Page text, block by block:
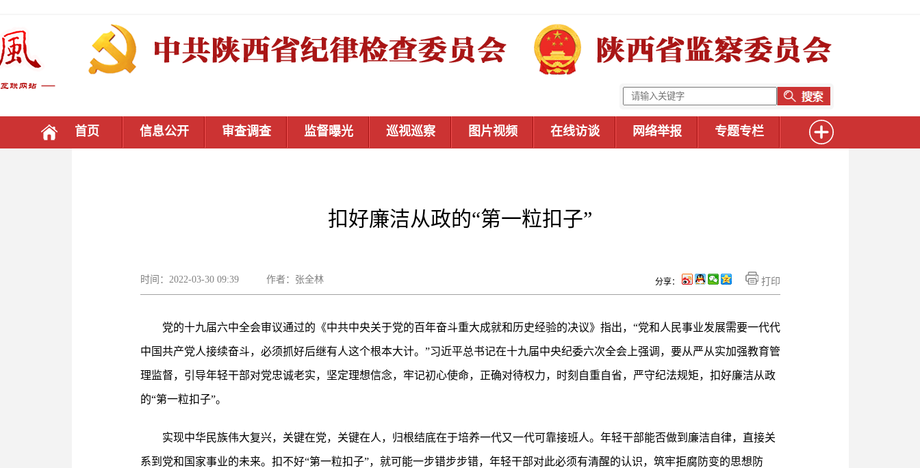
首页 信息公开 审查调查 监督曝光 巡视巡察 图片视频 在线访谈 网络举报 专题专栏
扣好廉洁从政的“第一粒扣子”
时间：2022-03-30 09:39 作者：张全林 打印
分享：
党的十九届六中全会审议通过的《中共中央关于党的百年奋斗重大成就和历史经验的决议》指出，“党和人民事业发展需要一代代
中国共产党人接续奋斗，必须抓好后继有人这个根本大计。”习近平总书记在十九届中央纪委六次全会上强调，要从严从实加强教育管
理监督，引导年轻干部对党忠诚老实，坚定理想信念，牢记初心使命，正确对待权力，时刻自重自省，严守纪法规矩，扣好廉洁从政
的“第一粒扣子”。
实现中华民族伟大复兴，关键在党，关键在人，归根结底在于培养一代又一代可靠接班人。年轻干部能否做到廉洁自律，直接关
系到党和国家事业的未来。扣不好“第一粒扣子”，就可能一步错步步错，年轻干部对此必须有清醒的认识，筑牢拒腐防变的思想防